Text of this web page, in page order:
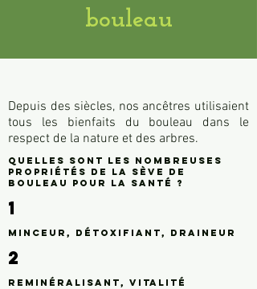
bouleau
Depuis des siècles, nos ancêtres utilisaient
tous les bienfaits du bouleau dans le
respect de la nature et des arbres.​
​​Quelles sont les nombreuses
propriétés de la sève de
bouleau pour la santé ?
1
Minceur, détoxifiant, draineur
2
Reminéralisant, vitalité